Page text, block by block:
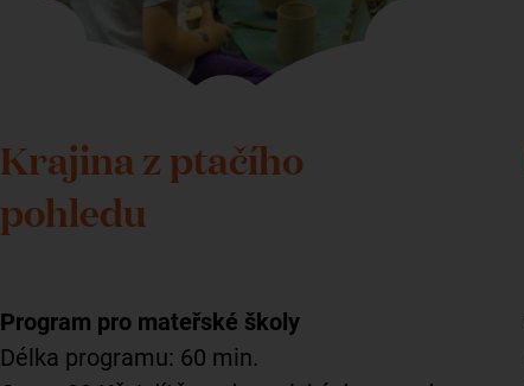
Krajina z ptačího
pohledu
Program pro mateřské školy
Délka programu: 60 min.